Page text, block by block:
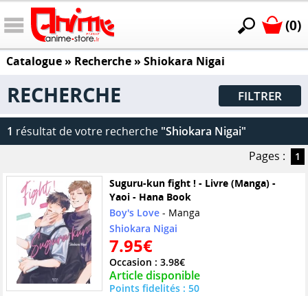
(0)
Catalogue» Recherche » Shiokara Nigai
RECHERCHE FILTRER
1 résultat de votre recherche "Shiokara Nigai"
Pages :
1
Suguru-kun fight ! - Livre (Manga) -
Yaoi - Hana Book
Boy's Love- Manga
Shiokara Nigai
7.95€
Occasion : 3.98€
Article disponible
Points fidelités : 50